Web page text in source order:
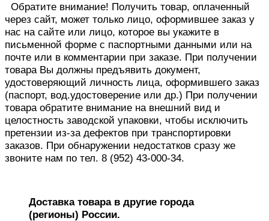
Обратите внимание! Получить товар, оплаченный
через сайт, может только лицо, оформившее заказ у
нас на сайте или лицо, которое вы укажите в
письменной форме с паспортными данными или на
почте или в комментарии при заказе. При получении
товара Вы должны предъявить документ,
удостоверяющий личность лица, оформившего заказ
(паспорт, вод.удостоверение или др.) При получении
товара обратите внимание на внешний вид и
целостность заводской упаковки, чтобы исключить
претензии из-за дефектов при транспортировки
заказов. При обнаружении недостатков сразу же
звоните нам по тел. 8 (952) 43-000-34.
Доставка товара в другие города
(регионы) России.